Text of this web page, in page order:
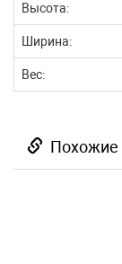
Высота:
Ширина:
Вес:
Похожие